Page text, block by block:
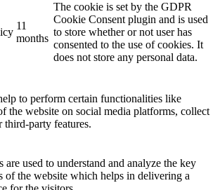
11
months
The cookie is set by the GDPR
Cookie Consent plugin and is used
to store whether or not user has
consented to the use of cookies. It
does not store any personal data.
to perform certain functionalities like
the website on social media platforms, collect
third-party features.
are used to understand and analyze the key
of the website which helps in delivering a